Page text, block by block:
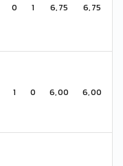
0 1 6,75 6,75
1 0 6,00 6,00